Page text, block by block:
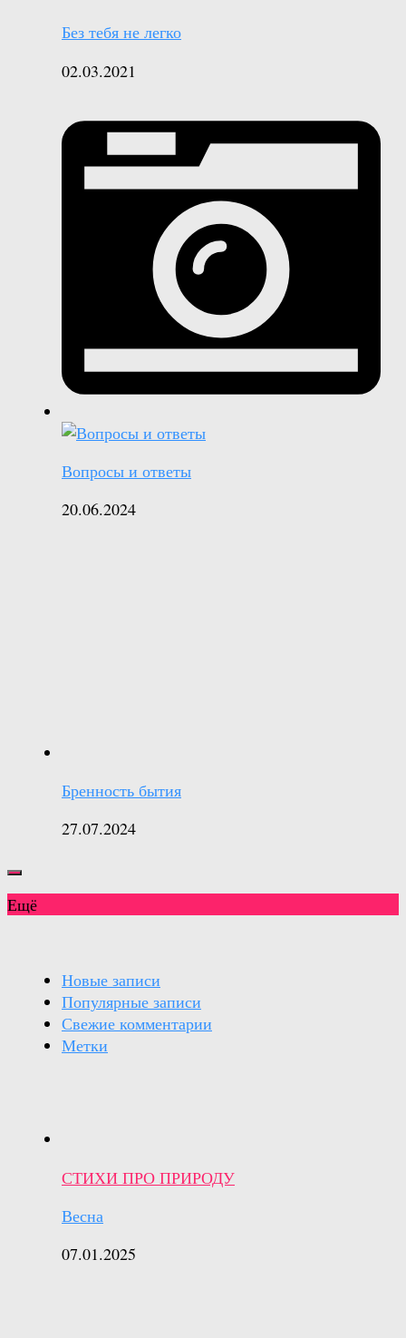
Без тебя не легко
02.03.2021
Вопросы и ответы
20.06.2024
Бренность бытия
27.07.2024
Ещё
Новые записи
Популярные записи
Свежие комментарии
Метки
СТИХИ ПРО ПРИРОДУ
Весна
07.01.2025